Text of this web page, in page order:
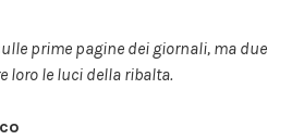
prime pagine dei giornali, ma due
loro le luci della ribalta.